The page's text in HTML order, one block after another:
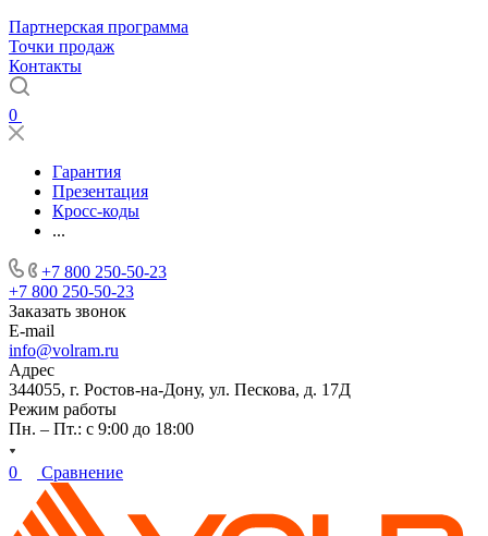
Партнерская программа
Точки продаж
Контакты
0
Гарантия
Презентация
Кросс-коды
...
+7 800 250-50-23
+7 800 250-50-23
Заказать звонок
E-mail
info@volram.ru
Адрес
344055, г. Ростов-на-Дону, ул. Пескова, д. 17Д
Режим работы
Пн. – Пт.: с 9:00 до 18:00
0 Сравнение